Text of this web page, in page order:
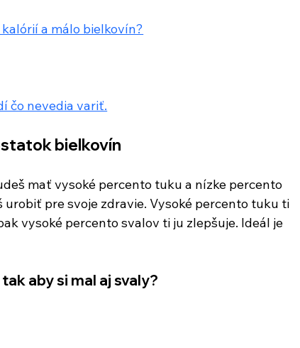
a málo bielkovín?
čo nevedia variť.
bielkovín
mať vysoké percento tuku a nízke percento
urobiť pre svoje zdravie. Vysoké percento tuku ti
vysoké percento svalov ti ju zlepšuje. Ideál je
aby si mal aj svaly?